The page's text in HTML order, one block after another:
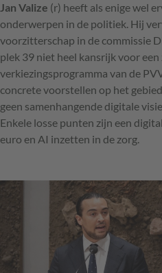
Jan Valize (r) heeft als enige wel
onderwerpen in de politiek. Hij
voorzitterschap in de commissie
plek 39 niet heel kansrijk voor een
verkiezingsprogramma van de
concrete voorstellen op het
geen samenhangende digitale
Enkele losse punten zijn een
euro en AI inzetten in de zorg.